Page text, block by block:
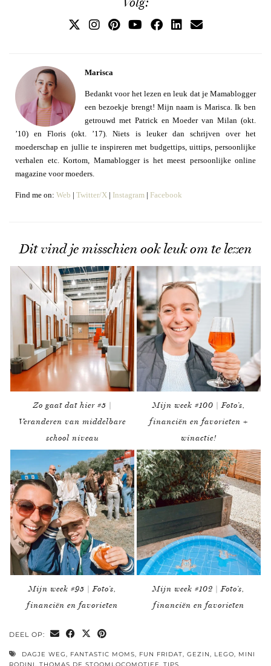
Marisca
Bedankt voor het lezen en leuk dat je Mamablogger
een bezoekje brengt! Mijn naam is Marisca. Ik ben
getrouwd met Patrick en Moeder van Milan (okt.
’10) en Floris (okt. ’17). Niets is leuker dan schrijven over het
moederschap en jullie te inspireren met budgettips, uittips, persoonlijke
verhalen etc. Kortom, Mamablogger is het meest persoonlijke online
magazine voor moeders.
Find me on: Web | Twitter/X | Instagram | Facebook
Dit vind je misschien ook leuk om te lezen
Zo gaat dat hier #5 |
Veranderen van middelbare
school niveau
Mijn week #100 | Foto’s,
financiën en favorieten +
winactie!
Mijn week #95 | Foto’s,
financiën en favorieten
Mijn week #102 | Foto’s,
financiën en favorieten
DEEL OP:
DAGJE WEG, FANTASTIC MOMS, FUN FRIDAT, GEZIN, LEGO, MINI